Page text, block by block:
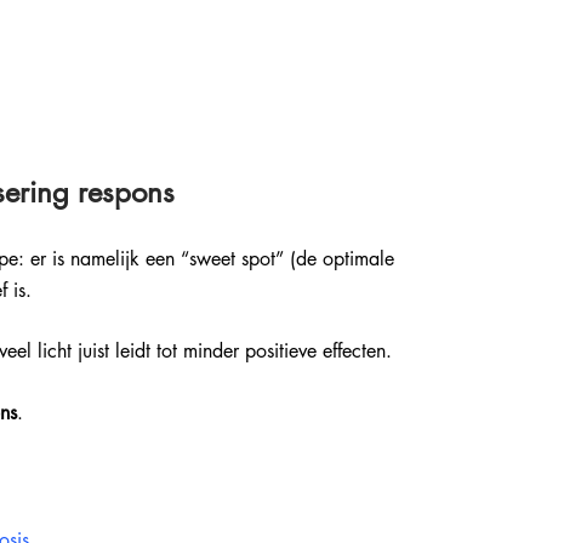
respons
er is namelijk een “sweet spot” (de optimale
is.
licht juist leidt tot minder positieve effecten.
.